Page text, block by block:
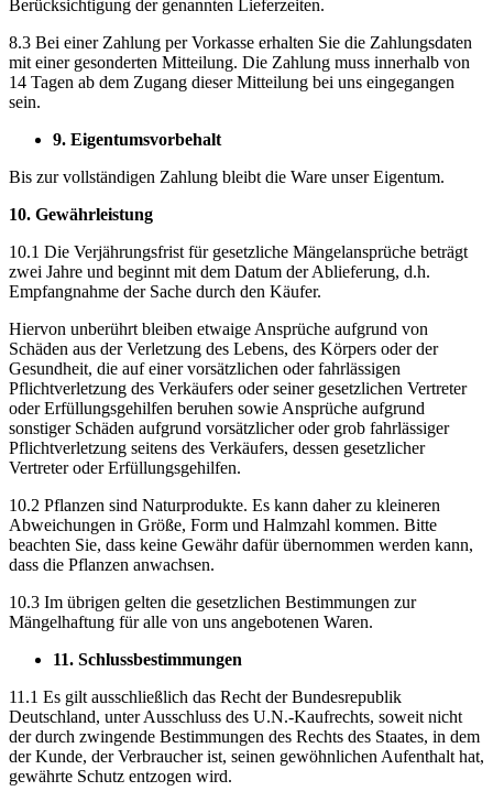
Berücksichtigung der genannten Lieferzeiten.
8.3 Bei einer Zahlung per Vorkasse erhalten Sie die Zahlungsdaten
mit einer gesonderten Mitteilung. Die Zahlung muss innerhalb von
14 Tagen ab dem Zugang dieser Mitteilung bei uns eingegangen
sein.
9. Eigentumsvorbehalt
Bis zur vollständigen Zahlung bleibt die Ware unser Eigentum.
10. Gewährleistung
10.1 Die Verjährungsfrist für gesetzliche Mängelansprüche beträgt
zwei Jahre und beginnt mit dem Datum der Ablieferung, d.h.
Empfangnahme der Sache durch den Käufer.
Hiervon unberührt bleiben etwaige Ansprüche aufgrund von
Schäden aus der Verletzung des Lebens, des Körpers oder der
Gesundheit, die auf einer vorsätzlichen oder fahrlässigen
Pflichtverletzung des Verkäufers oder seiner gesetzlichen Vertreter
oder Erfüllungsgehilfen beruhen sowie Ansprüche aufgrund
sonstiger Schäden aufgrund vorsätzlicher oder grob fahrlässiger
Pflichtverletzung seitens des Verkäufers, dessen gesetzlicher
Vertreter oder Erfüllungsgehilfen.
10.2 Pflanzen sind Naturprodukte. Es kann daher zu kleineren
Abweichungen in Größe, Form und Halmzahl kommen. Bitte
beachten Sie, dass keine Gewähr dafür übernommen werden kann,
dass die Pflanzen anwachsen.
10.3 Im übrigen gelten die gesetzlichen Bestimmungen zur
Mängelhaftung für alle von uns angebotenen Waren.
11. Schlussbestimmungen
11.1 Es gilt ausschließlich das Recht der Bundesrepublik
Deutschland, unter Ausschluss des U.N.-Kaufrechts, soweit nicht
der durch zwingende Bestimmungen des Rechts des Staates, in dem
der Kunde, der Verbraucher ist, seinen gewöhnlichen Aufenthalt hat,
gewährte Schutz entzogen wird.